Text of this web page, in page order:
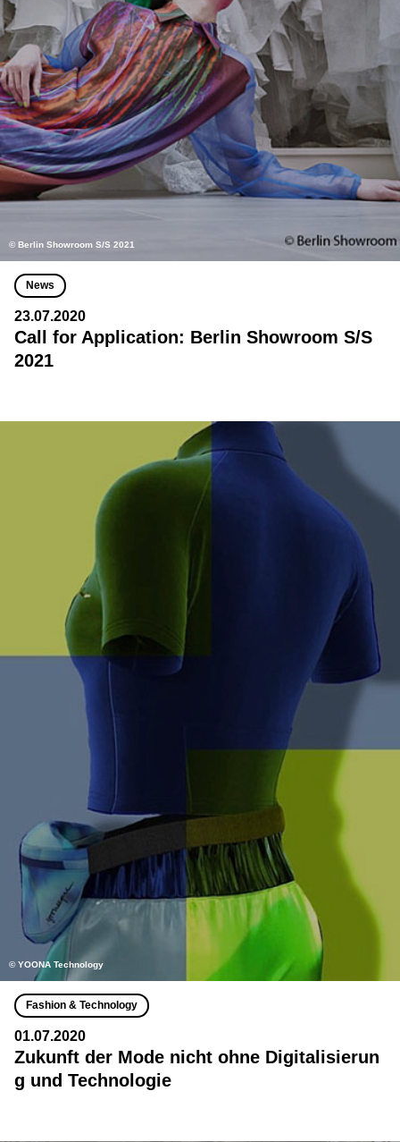
© Berlin Showroom S/S 2021
News
23.07.2020
Call for Application: Berlin Showroom S/S
2021
© YOONA Technology
Fashion & Technology
01.07.2020
Zukunft der Mode nicht ohne Digitalisierun
g und Technologie